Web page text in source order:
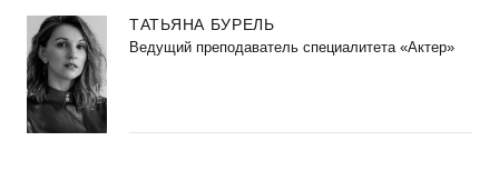
ТАТЬЯНА БУРЕЛЬ
Ведущий преподаватель специалитета «Актер»